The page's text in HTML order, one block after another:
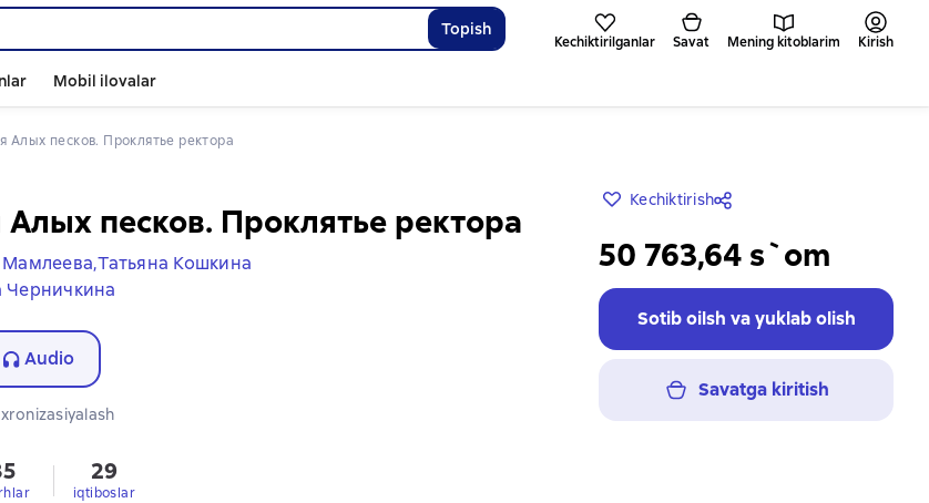
Topish
Kechiktirilganlar Savat Mening kitoblarim Kirish
Mobil ilovalar
Алых песков. Проклятье ректора
песков. Проклятье ректора
Мамлеева,Татьяна Кошкина
Черничкина
Audio
29
iqtiboslar
Kechiktirish
50 763,64 s`om
Sotib oilsh va yuklab olish
Savatga kiritish